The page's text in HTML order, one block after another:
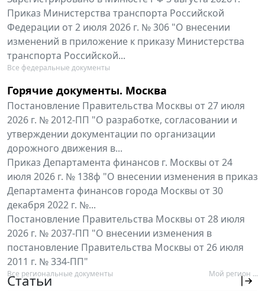
Приказ Министерства транспорта Российской
Федерации от 2 июля 2026 г. № 306 "О внесении
изменений в приложение к приказу Министерства
транспорта Российской...
Все федеральные документы
Горячие документы. Москва
Постановление Правительства Москвы от 27 июля
2026 г. № 2012-ПП "О разработке, согласовании и
утверждении документации по организации
дорожного движения в...
Приказ Департамента финансов г. Москвы от 24
июля 2026 г. № 138ф "О внесении изменения в приказ
Департамента финансов города Москвы от 30
декабря 2022 г. №...
Постановление Правительства Москвы от 28 июля
2026 г. № 2037-ПП "О внесении изменения в
постановление Правительства Москвы от 26 июля
2011 г. № 334-ПП"
Все региональные документы Мой регион ...
Статьи